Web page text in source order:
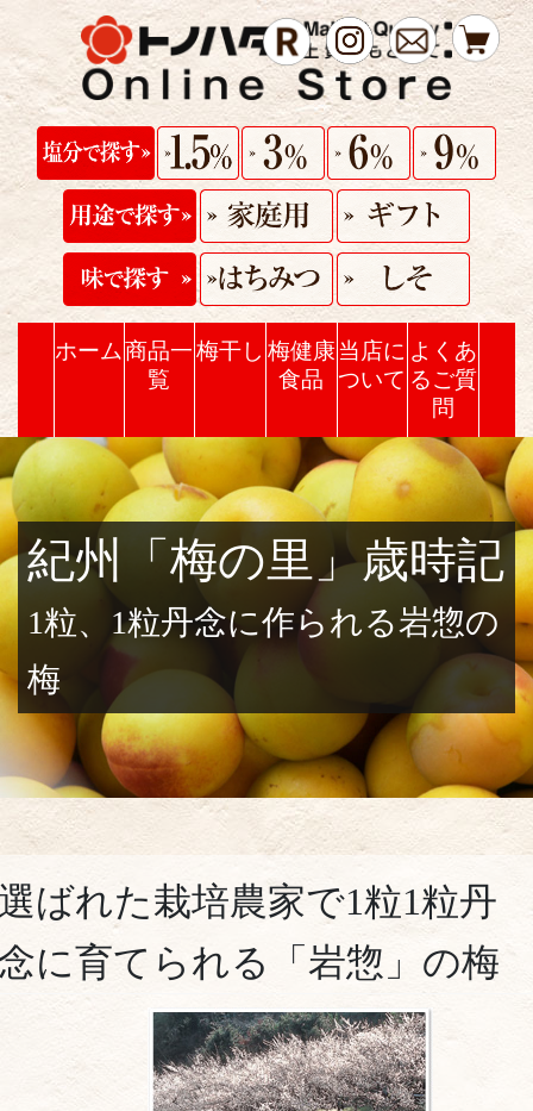
ホーム商品一
覧
梅干し 梅健康
食品
当店に
ついて
よくあ
るご質
問
紀州「梅の里」歳時記
1粒、1粒丹念に作られる岩惣の
梅
ばれた栽培農家で1粒1粒丹
に育てられる「岩惣」の梅